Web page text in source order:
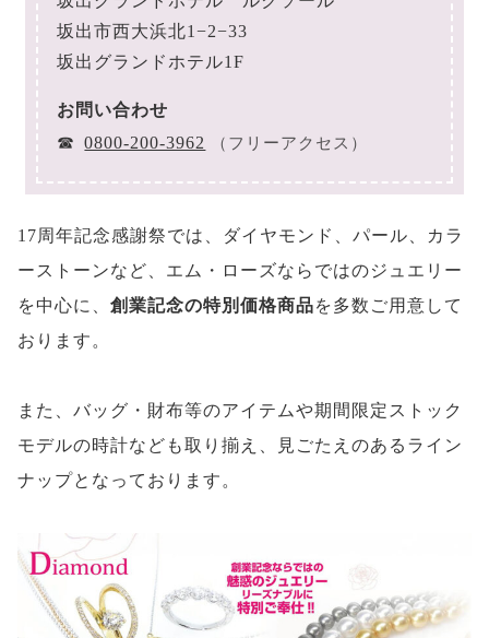
坂出市西大浜北1−2−33
坂出グランドホテル1F
お問い合わせ
☎
0800-200-3962 （フリーアクセス）
17周年記念感謝祭では、ダイヤモンド、パール、カラ
ーストーンなど、エム・ローズならではのジュエリー
を中心に、 創業記念の特別価格商品を多数ご用意して
おります。
また、バッグ・財布等のアイテムや期間限定ストック
モデルの時計なども取り揃え、見ごたえのあるライン
ナップとなっております。